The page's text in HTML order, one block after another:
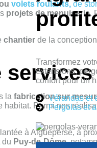
Transformez
extensions,
confort pour un
Vérandas et
Pergolas et
volets roulants, de
projets de menuiserie.
chantier de la
la fabrication sur
habitat. Parmi nos
à Aigueperse, à
du Puy-de-Dôme,